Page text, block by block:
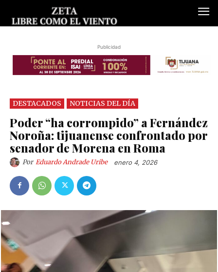
Publicidad
DESTACADOS NOTICIAS DEL DÍA
Poder “ha corrompido” a Fernández
Noroña: tijuanense confrontado por
senador de Morena en Roma
Por Eduardo Andrade Uribe enero 4, 2026